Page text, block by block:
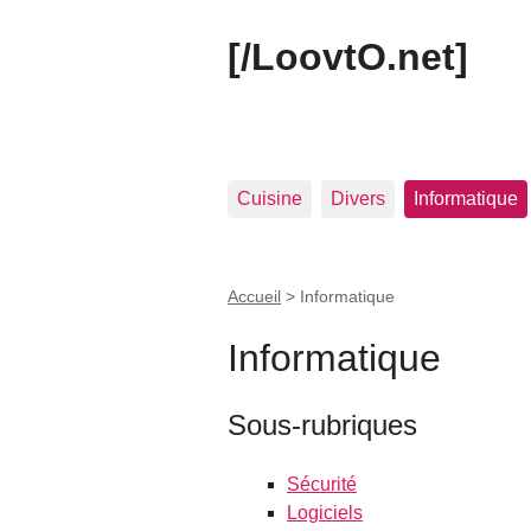
[/LoovtO.net]
Cuisine Divers Informatique
Accueil > Informatique
Informatique
Sous-rubriques
Sécurité
Logiciels